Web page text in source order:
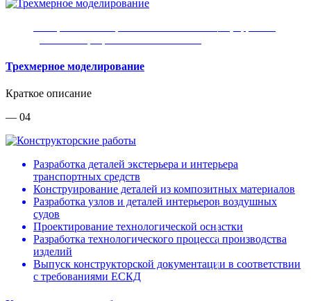
Трехмерное моделирование
Краткое описание
— 04
Разработка деталей экстерьера и интерьера
транспортных средств
Конструирование деталей из композитных материалов
Разработка узлов и деталей интерьеров воздушных
судов
Проектирование технологической оснастки
Разработка технологического процесса производства
изделий
Выпуск конструкторской документации в соответствии
с требованиями ЕСКД